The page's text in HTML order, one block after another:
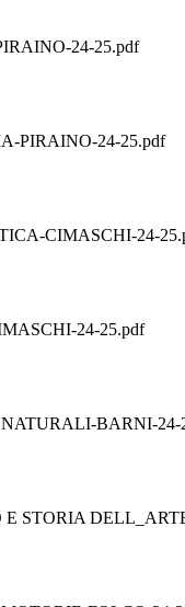
24-25.pdf
PIRAINO-24-25.pdf
CIMASCHI-24-
24-25.pdf
BARNI-24-
STORIA